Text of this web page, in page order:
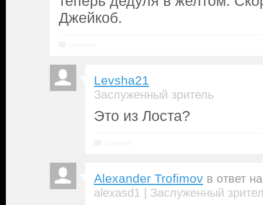
Джейкоб.
Levsha21
Заслуженный зритель
Это из Лоста?
Alexander Trofimov в ответ
alexasd1 | Заслуженный